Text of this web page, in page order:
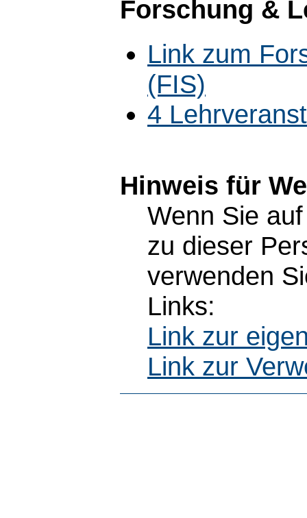
Forschung &
Link zum
(FIS)
4
Hinweis für
Wenn Sie
zu dieser
verwenden
Links:
Link zur
Link zur